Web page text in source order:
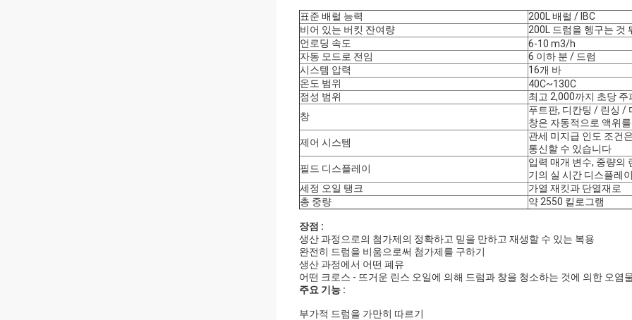
표준 배럴 능력
200L 배럴 / IBC
비어 있는 버킷 잔여량
200L 드럼을 헹구는 것
언로딩 속도
6-10 m3/h
자동 모드로 전임
6 이하 분 / 드럼
시스템 압력
16개 바
온도 범위
40C~130C
점성 범위
최고 2,000까지 초당 주
창
푸트판, 디칸팅 / 린싱 /
창은 자동적으로 액위
제어 시스템
관세 미지급 인도 조건
통신할 수 있습니다
필드 디스플레이
입력 매개 변수, 중량의
기의 실 시간 디스플레
세정 오일 탱크
가열 재킷과 단열재로
총 중량
약 2550 킬로그램
장점 :
생산 과정으로의 첨가제의 정확하고 믿을 만하고 재생할 수 있는 복용
완전히 드럼을 비움으로써 첨가제를 구하기
생산 과정에서 어떤 폐유
어떤 크로스 - 뜨거운 린스 오일에 의해 드럼과 창을 청소하는 것에 의한 오염
주요 기능 :
부가적 드럼을 가만히 따르기